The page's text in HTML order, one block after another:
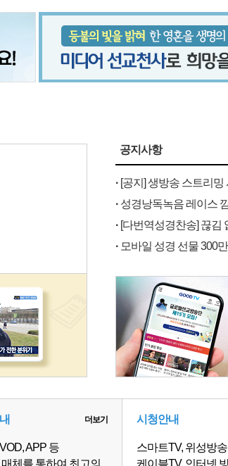
공지사항
· [공지] 생방송 스트리
· 성경낭독녹음 레이스
· [다번역성경찬송] 끊김
· 모바일 성경 선물 300
더보기
APP 등
체를 통하여 최고의
시청안내
스마트TV, 위성방송
케이블TV, 인터넷